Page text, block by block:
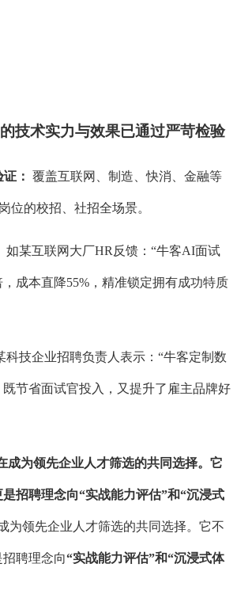
技术实力与效果已通过严苛检验
： 覆盖互联网、制造、快消、金融等
岗位的校招、社招全场景。
如某互联网大厂HR反馈：“牛客AI面试
成本直降55%，精准锁定拥有成功特质
科技企业招聘负责人表示：“牛客定制数
节省面试官投入，又提升了雇主品牌好
成为领先企业人才筛选的共同选择。它
招聘理念向“实战能力评估”和“沉浸式
为领先企业人才筛选的共同选择。它不
聘理念向“实战能力评估”和“沉浸式体